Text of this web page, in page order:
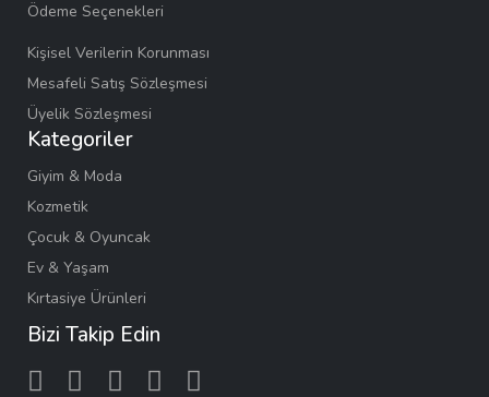
Ödeme Seçenekleri
Kişisel Verilerin Korunması
Mesafeli Satış Sözleşmesi
Üyelik Sözleşmesi
Kategoriler
Giyim & Moda
Kozmetik
Çocuk & Oyuncak
Ev & Yaşam
Kırtasiye Ürünleri
Bizi Takip Edin